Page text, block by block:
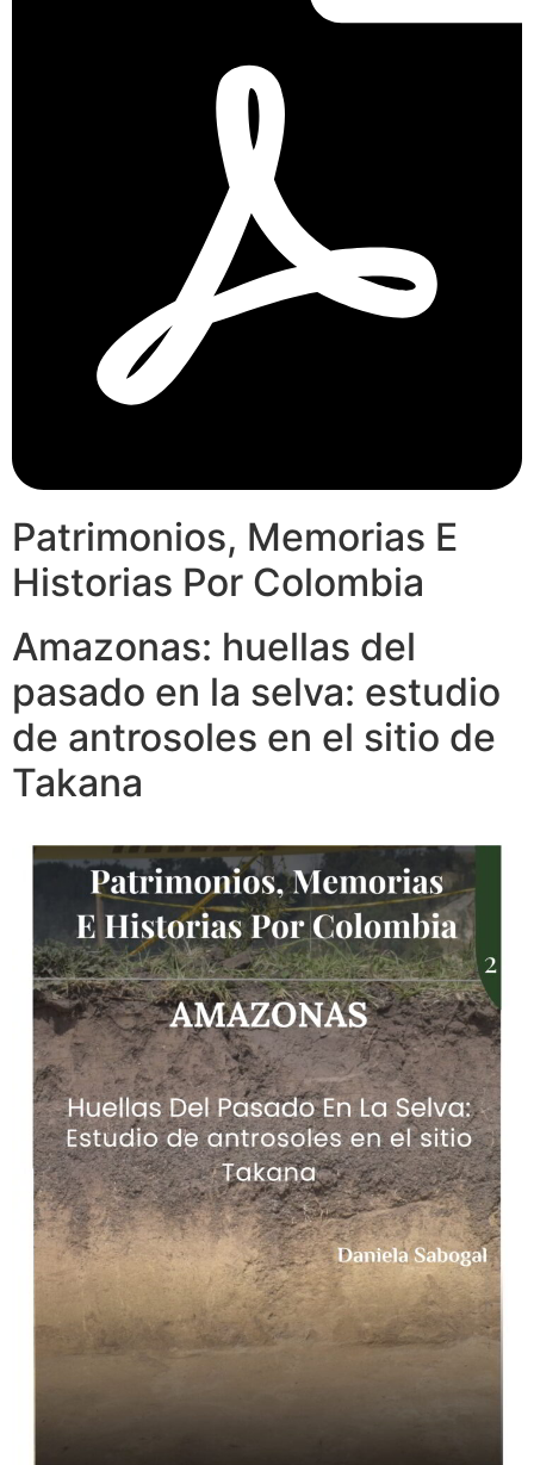
Patrimonios, Memorias E
Historias Por Colombia
Amazonas: huellas del
pasado en la selva: estudio
de antrosoles en el sitio de
Takana